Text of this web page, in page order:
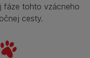
fáze tohto vzácneho
cesty.